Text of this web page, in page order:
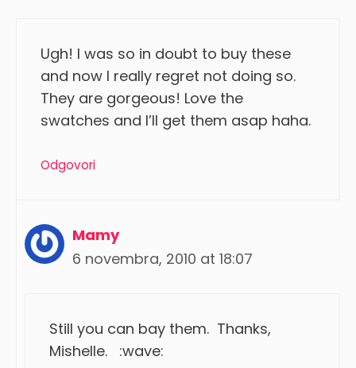
Ugh! I was so in doubt to buy these
and now I really regret not doing so.
They are gorgeous! Love the
swatches and I’ll get them asap haha.
Odgovori
Mamy
6 novembra, 2010 at 18:07
Still you can bay them. Thanks,
Mishelle. :wave: